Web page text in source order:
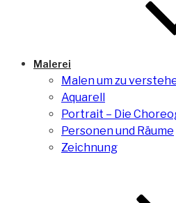
Malerei
Malen um zu
Aquarell
Portrait – Die
Personen und Räume
Zeichnung